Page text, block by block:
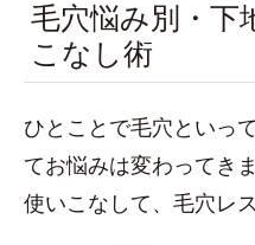
毛穴悩み別・下
こなし術
ひとことで毛穴といっ
てお悩みは変わってき
使いこなして、毛穴レ